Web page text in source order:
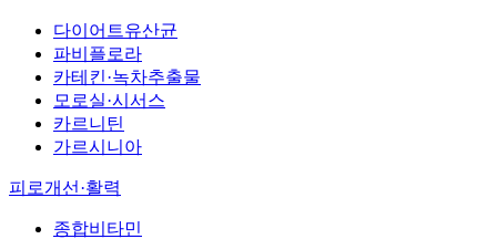
다이어트유산균
파비플로라
카테킨·녹차추출물
모로실·시서스
카르니틴
가르시니아
피로개선·활력
종합비타민